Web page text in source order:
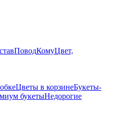
ПоводКомуЦвет,
Цветы в корзинеБукеты-
букетыНедорогие